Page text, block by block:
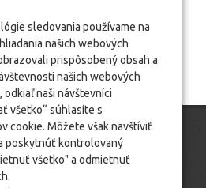
sledovania používame na
našich webových
prispôsobený obsah a
našich webových
naši návštevníci
všetko“ súhlasíte s
cookie. Môžete však navštíviť
poskytnúť kontrolovaný
všetko" a odmietnuť